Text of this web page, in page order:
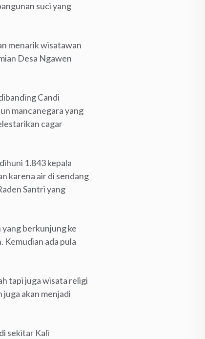
suci yang
menarik wisatawan
Desa Ngawen
Candi
mancanegara yang
cagar
1.843 kepala
karena air di sendang
Santri yang
berkunjung ke
ada pula
tapi juga wisata religi
akan menjadi
sekitar Kali